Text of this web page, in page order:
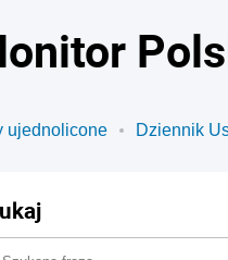
ujednolicone Dziennik